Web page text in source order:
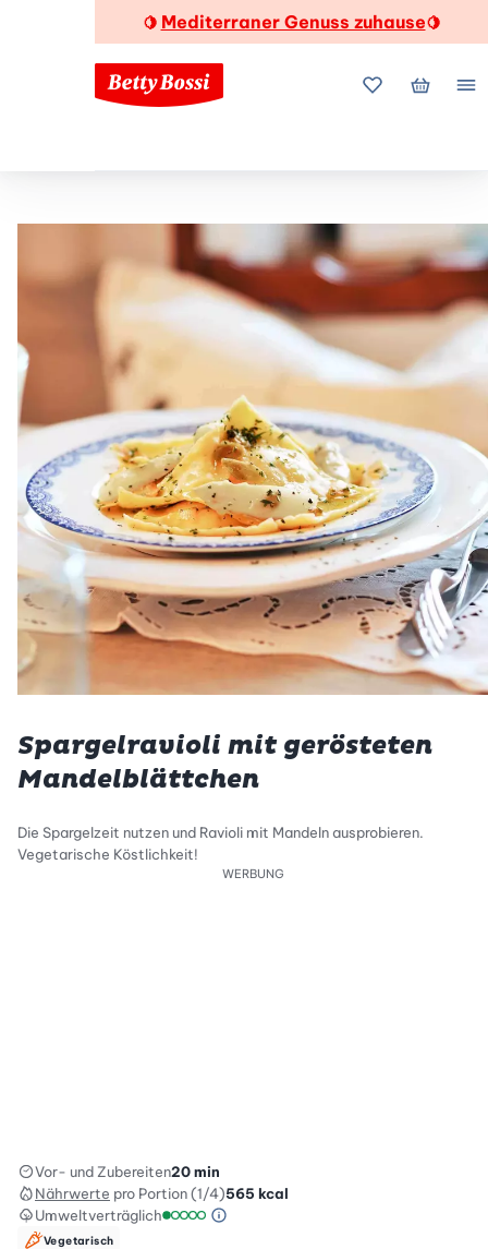
🍋 Mediterraner Genuss zuhause🍋
MeineMein
Spargelravioli mit gerösteten
Mandelblättchen
Die Spargelzeit nutzen und Ravioli mit Mandeln ausprobieren.
Vegetarische Köstlichkeit!
WERBUNG
Vor- und Zubereiten20 min
Nährwerte pro Portion (1/4)565 kcal
Umweltverträglich
Green Betty Skala Info
Vegetarisch